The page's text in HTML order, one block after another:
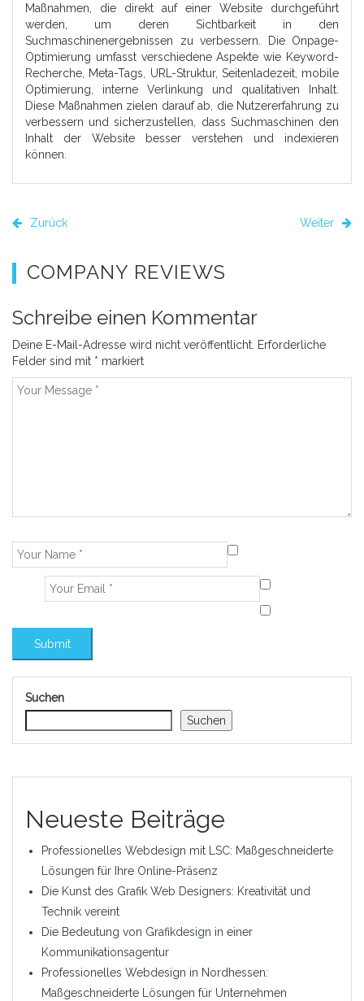
Maßnahmen, die direkt auf einer Website durchgeführt
werden, um deren Sichtbarkeit in den
Suchmaschinenergebnissen zu verbessern. Die Onpage-
Optimierung umfasst verschiedene Aspekte wie Keyword-
Recherche, Meta-Tags, URL-Struktur, Seitenladezeit, mobile
Optimierung, interne Verlinkung und qualitativen Inhalt.
Diese Maßnahmen zielen darauf ab, die Nutzererfahrung zu
verbessern und sicherzustellen, dass Suchmaschinen den
Inhalt der Website besser verstehen und indexieren
können.
Zurück Weiter
COMPANY REVIEWS
Schreibe einen Kommentar
Deine E-Mail-Adresse wird nicht veröffentlicht. Erforderliche
Felder sind mit * markiert
Suchen
Suchen
Neueste Beiträge
Professionelles Webdesign mit LSC: Maßgeschneiderte
Lösungen für Ihre Online-Präsenz
Die Kunst des Grafik Web Designers: Kreativität und
Technik vereint
Die Bedeutung von Grafikdesign in einer
Kommunikationsagentur
Professionelles Webdesign in Nordhessen:
Maßgeschneiderte Lösungen für Unternehmen